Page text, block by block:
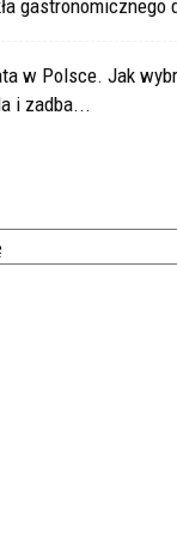
gastronomicznego
w Polsce. Jak
i zadba...